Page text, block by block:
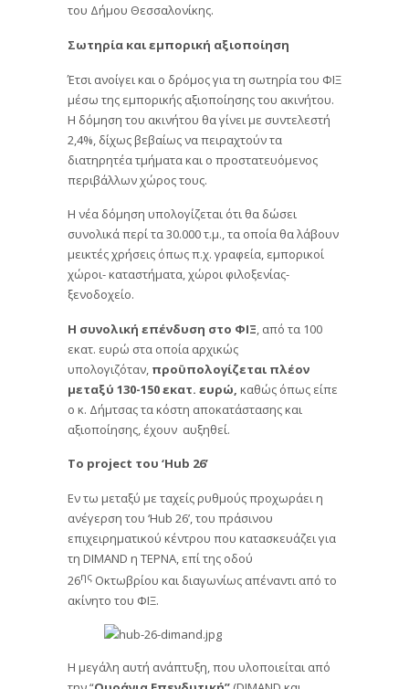
του Δήμου Θεσσαλονίκης.
Σωτηρία και εμπορική αξιοποίηση
Έτσι ανοίγει και ο δρόμος για τη σωτηρία του ΦΙΞ
μέσω της εμπορικής αξιοποίησης του ακινήτου.
Η δόμηση του ακινήτου θα γίνει με συντελεστή
2,4%, δίχως βεβαίως να πειραχτούν τα
διατηρητέα τμήματα και ο προστατευόμενος
περιβάλλων χώρος τους.
Η νέα δόμηση υπολογίζεται ότι θα δώσει
συνολικά περί τα 30.000 τ.μ., τα οποία θα λάβουν
μεικτές χρήσεις όπως π.χ. γραφεία, εμπορικοί
χώροι- καταστήματα, χώροι φιλοξενίας-
ξενοδοχείο.
Η συνολική επένδυση στο ΦΙΞ, από τα 100
εκατ. ευρώ στα οποία αρχικώς
υπολογιζόταν, προϋπολογίζεται πλέον
μεταξύ 130-150 εκατ. ευρώ, καθώς όπως είπε
ο κ. Δήμτσας τα κόστη αποκατάστασης και
αξιοποίησης, έχουν αυξηθεί.
Το project του ‘Ηub 26’
Eν τω μεταξύ με ταχείς ρυθμούς προχωράει η
ανέγερση του ‘Hub 26’, του πράσινου
επιχειρηματικού κέντρου που κατασκευάζει για
τη DIMAND η TEΡΝΑ, επί της οδού
26ης Οκτωβρίου και διαγωνίως απέναντι από το
ακίνητο του ΦΙΞ.
Η μεγάλη αυτή ανάπτυξη, που υλοποιείται από